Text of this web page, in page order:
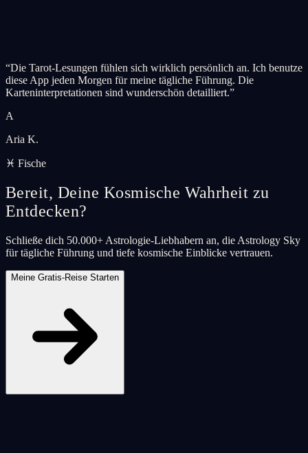
“Die Tarot-Lesungen fühlen sich wirklich persönlich an. Ich benutze
diese App jeden Morgen für meine tägliche Führung. Die
Karteninterpretationen sind wunderschön detailliert.”
A
Aria K.
♓ Fische
Bereit, Deine Kosmische Wahrheit zu
Entdecken?
Schließe dich 50.000+ Astrologie-Liebhabern an, die Astrology Sky
für tägliche Führung und tiefe kosmische Einblicke vertrauen.
Meine Gratis-Reise Starten